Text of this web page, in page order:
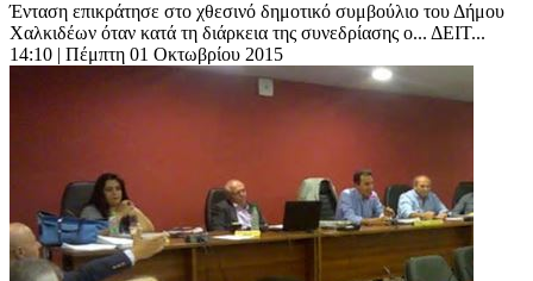
Ένταση επικράτησε στο χθεσινό δημοτικό συμβούλιο του Δήμου
Χαλκιδέων όταν κατά τη διάρκεια της συνεδρίασης ο... ΔΕΙΤ...
14:10 | Πέμπτη 01 Οκτωβρίου 2015